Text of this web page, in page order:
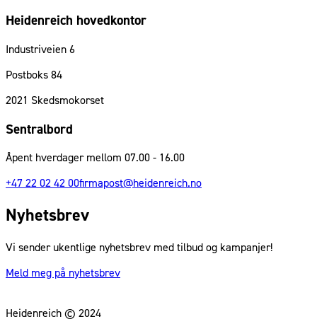
Heidenreich hovedkontor
Industriveien 6
Postboks 84
2021 Skedsmokorset
Sentralbord
Åpent hverdager mellom 07.00 - 16.00
+47 22 02 42 00firmapost@heidenreich.no
Nyhetsbrev
Vi sender ukentlige nyhetsbrev med tilbud og kampanjer!
Meld meg på nyhetsbrev
Heidenreich © 2024